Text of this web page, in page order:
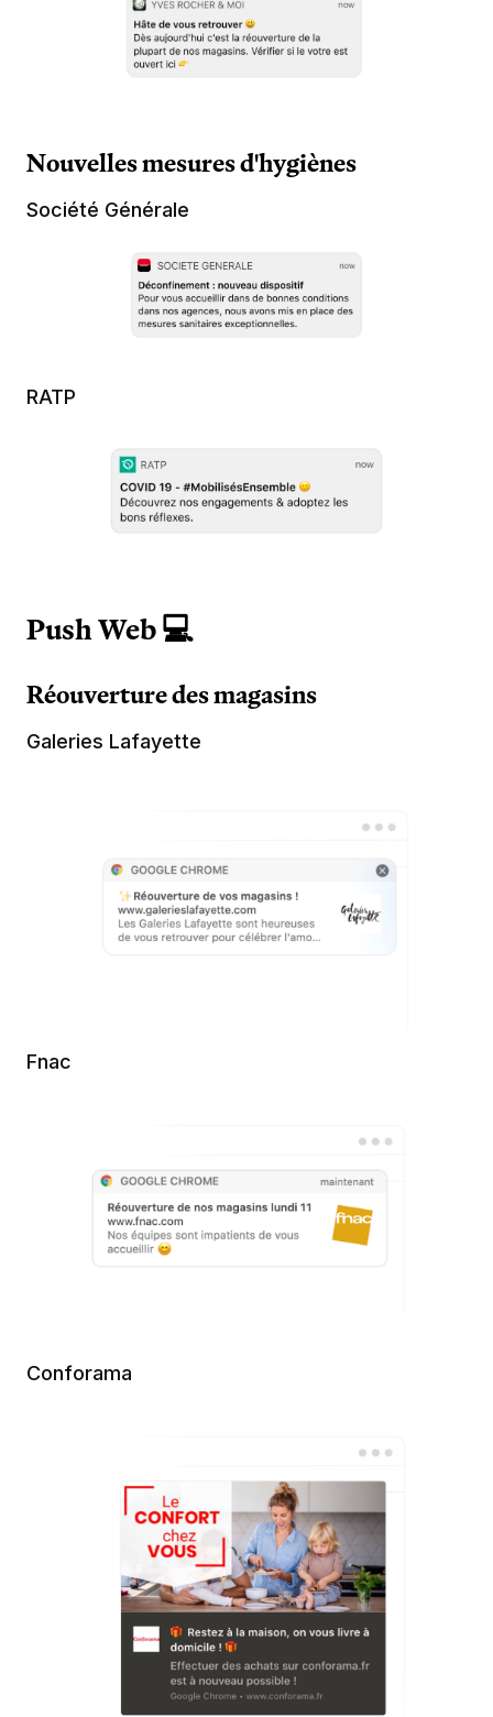
Nouvelles mesures d'hygiènes
Société Générale
RATP
Push Web 💻
Réouverture des magasins
Galeries Lafayette
Fnac
Conforama